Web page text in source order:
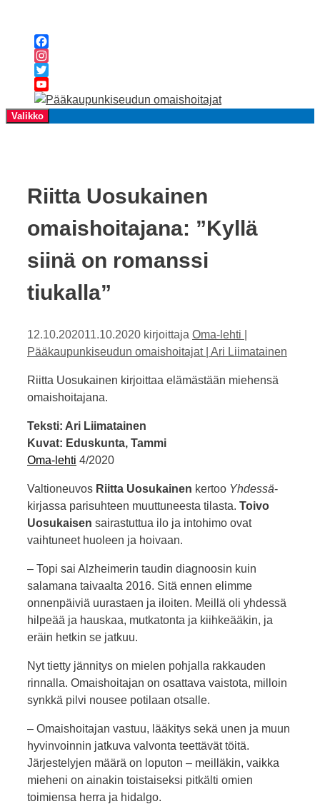
Facebook
Instagram
Twitter
YouTube
Channel
Valikko
Riitta Uosukainen
omaishoitajana: ”Kyllä
siinä on romanssi
tiukalla”
12.10.202011.10.2020 kirjoittaja Oma-lehti |
Pääkaupunkiseudun omaishoitajat | Ari Liimatainen
Riitta Uosukainen kirjoittaa elämästään miehensä
omaishoitajana.
Teksti: Ari Liimatainen
Kuvat: Eduskunta, Tammi
Oma-lehti 4/2020
Valtioneuvos Riitta Uosukainen kertoo Yhdessä-
kirjassa parisuhteen muuttuneesta tilasta. Toivo
Uosukaisen sairastuttua ilo ja intohimo ovat
vaihtuneet huoleen ja hoivaan.
– Topi sai Alzheimerin taudin diagnoosin kuin
salamana taivaalta 2016. Sitä ennen elimme
onnenpäiviä uurastaen ja iloiten. Meillä oli yhdessä
hilpeää ja hauskaa, mutkatonta ja kiihkeääkin, ja
eräin hetkin se jatkuu.
Nyt tietty jännitys on mielen pohjalla rakkauden
rinnalla. Omaishoitajan on osattava vaistota, milloin
synkkä pilvi nousee potilaan otsalle.
– Omaishoitajan vastuu, lääkitys sekä unen ja muun
hyvinvoinnin jatkuva valvonta teettävät töitä.
Järjestelyjen määrä on loputon – meilläkin, vaikka
mieheni on ainakin toistaiseksi pitkälti omien
toimiensa herra ja hidalgo.